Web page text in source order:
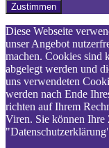
Zustimmen
Diese Webseite
unser Angebot
machen. Cookies sind
abgelegt werden und
uns verwendeten
werden nach Ende
richten auf Ihrem
Viren. Sie können Ihre